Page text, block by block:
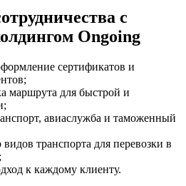
с
Ongoing
сертификатов и
маршрута для быстрой и
авиаслужба и таможенный
транспорта для перевозки в
к каждому клиенту.